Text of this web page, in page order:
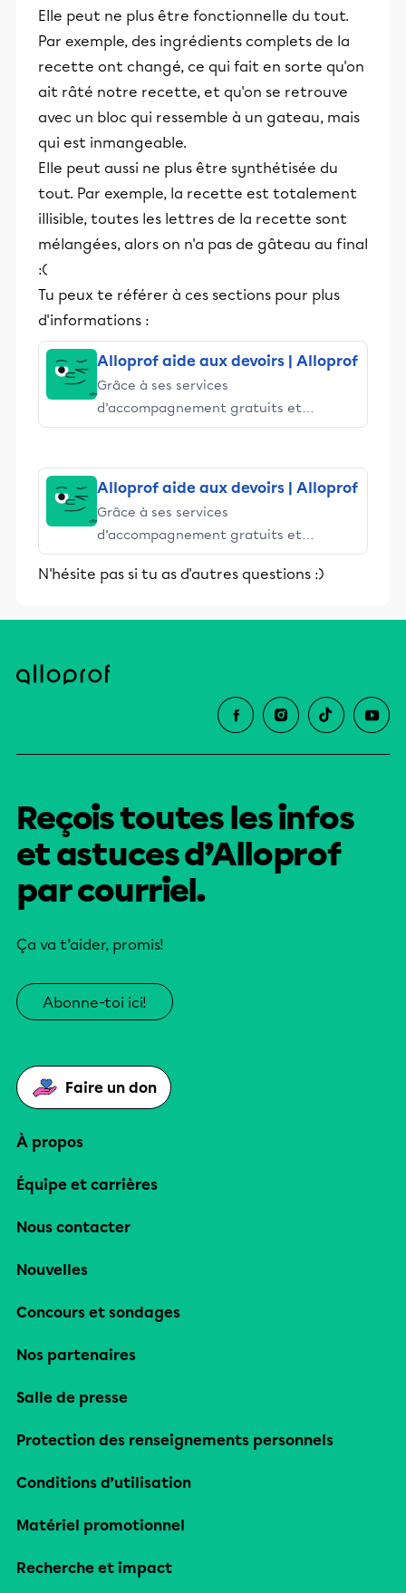
Elle peut ne plus être fonctionnelle du tout.
Par exemple, des ingrédients complets de la
recette ont changé, ce qui fait en sorte qu'on
ait râté notre recette, et qu'on se retrouve
avec un bloc qui ressemble à un gateau, mais
qui est inmangeable.
Elle peut aussi ne plus être synthétisée du
tout. Par exemple, la recette est totalement
illisible, toutes les lettres de la recette sont
mélangées, alors on n'a pas de gâteau au final
:(
Tu peux te référer à ces sections pour plus
d'informations :
Alloprof aide aux devoirs | Alloprof
Grâce à ses services
d’accompagnement gratuits et
stimulants, Alloprof engage les élèves
Alloprof aide aux devoirs | Alloprof
Grâce à ses services
d’accompagnement gratuits et
stimulants, Alloprof engage les élèves
et leurs parents dans la réussite
N'hésite pas si tu as d'autres questions :)
Reçois toutes les infos
et astuces d’Alloprof
par courriel.
Ça va t’aider, promis!
Abonne-toi ici!
Faire un don
À propos
Équipe et carrières
Nous contacter
Nouvelles
Concours et sondages
Nos partenaires
Salle de presse
Protection des renseignements personnels
Conditions d’utilisation
Matériel promotionnel
Recherche et impact